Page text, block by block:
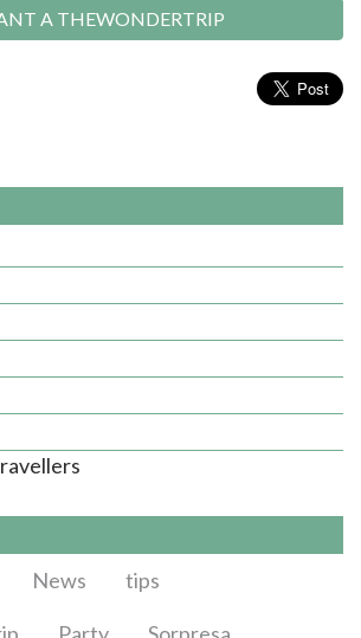
A THEWONDERTRIP
News tips